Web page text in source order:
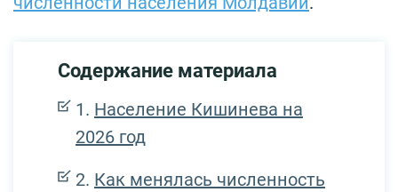
Содержание материала
Население Кишинева на
2026 год
Как менялась численность